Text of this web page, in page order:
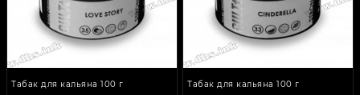
Табак для кальяна 100 г Табак для кальяна 100 г